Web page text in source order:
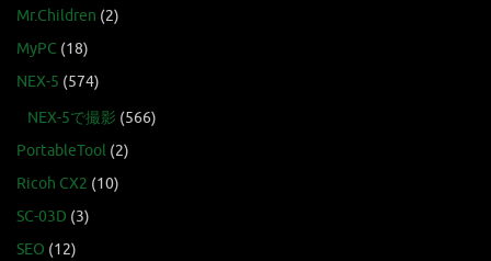
Mr.Children (2)
MyPC (18)
NEX-5 (574)
NEX-5で撮影 (566)
PortableTool (2)
Ricoh CX2 (10)
SC-03D (3)
SEO (12)